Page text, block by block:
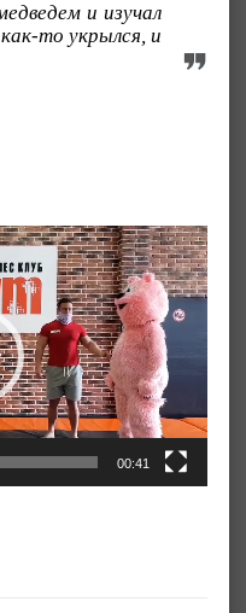
и изучал
то укрылся, и
00:41